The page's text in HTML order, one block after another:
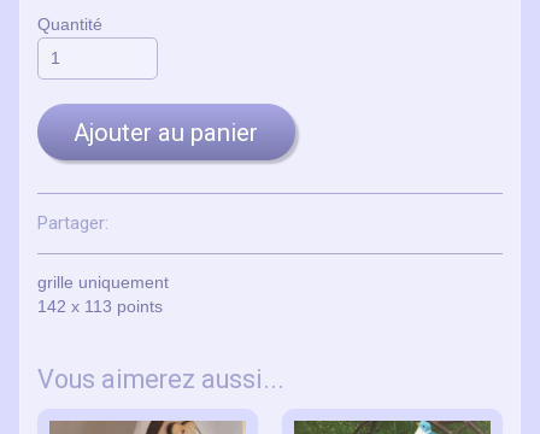
Quantité
Ajouter au panier
Partager:
grille uniquement
142 x 113 points
Vous aimerez aussi...